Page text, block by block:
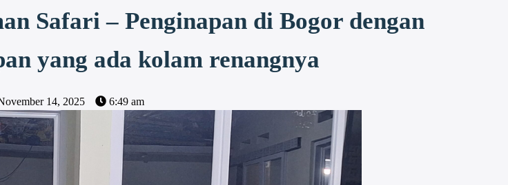
Safari – Penginapan di Bogor dengan
yang ada kolam renangnya
14, 2025 6:49 am